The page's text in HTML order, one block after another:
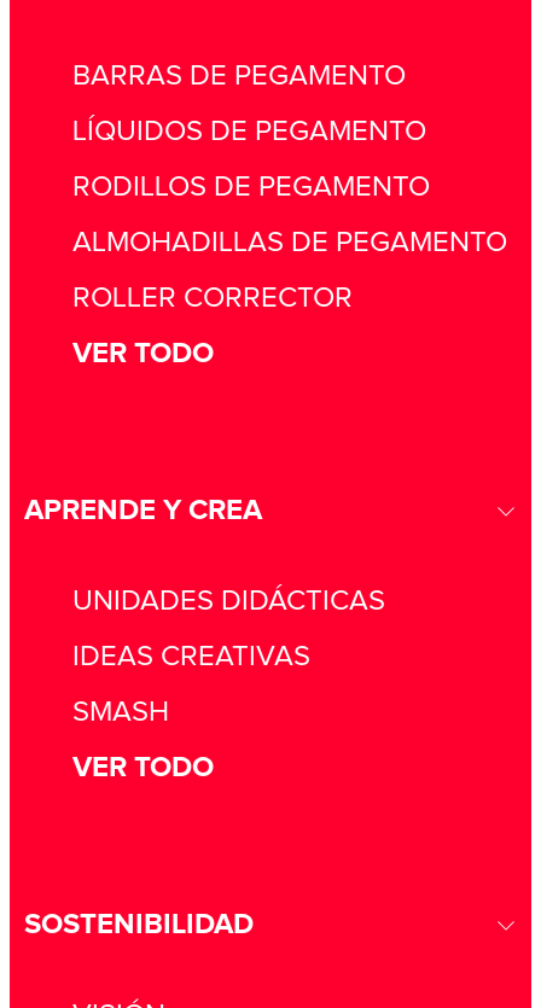
para profesores: aprende pasándolo
bien.
Felicita a tus seres queridos con estas
creativas postales de Navidad
PROFESIONES
Y tú, ¿qué quieres ser de mayor?
BARRAS DE PEGAMENTO
LÍQUIDOS DE PEGAMENTO
RODILLOS DE PEGAMENTO
ALMOHADILLAS DE PEGAMENTO
ROLLER CORRECTOR
VER TODO
APRENDE Y CREA
UNIDADES DIDÁCTICAS
IDEAS CREATIVAS
SMASH
VER TODO
SOSTENIBILIDAD